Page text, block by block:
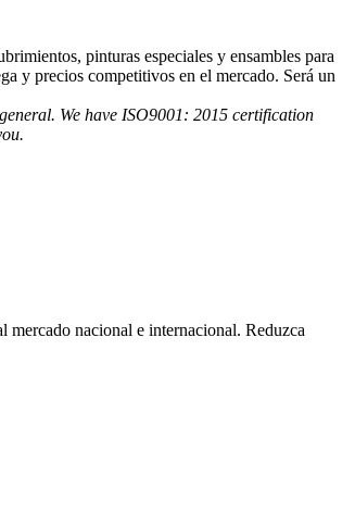
pinturas especiales y ensambles para
y precios competitivos en el mercado. Será un
We have ISO9001: 2015 certification
mercado nacional e internacional. Reduzca